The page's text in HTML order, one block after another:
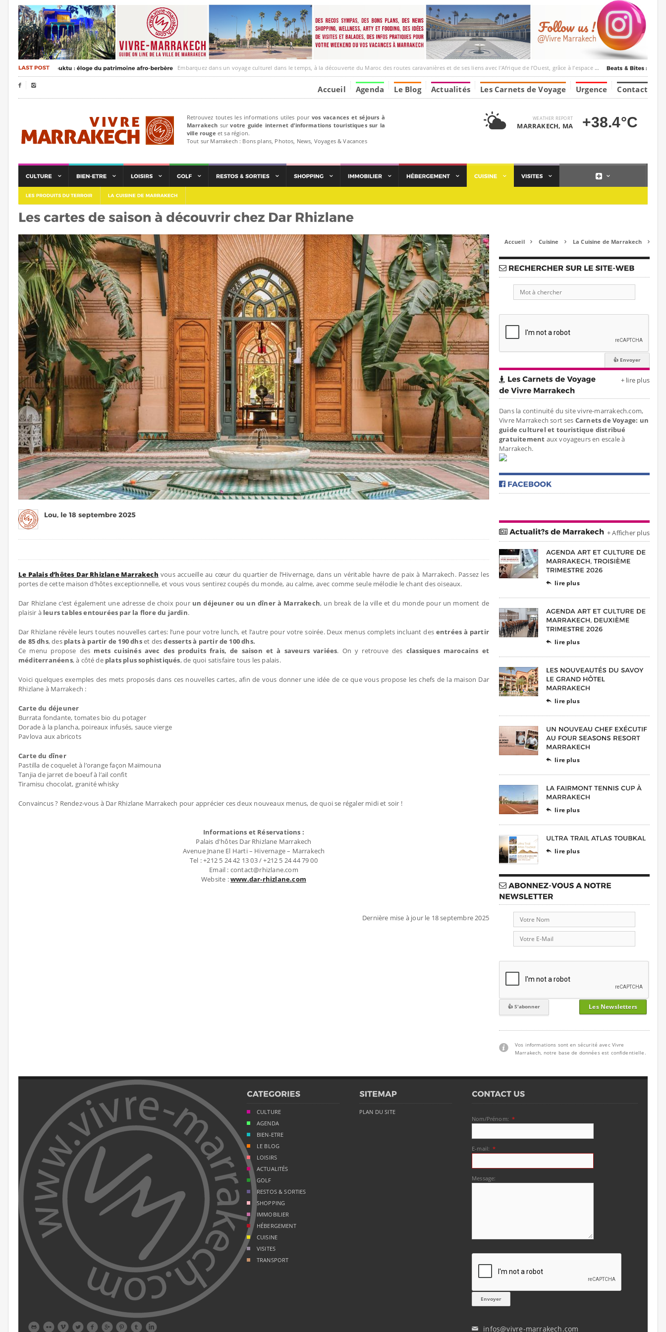
Embarquez dans un voyage culturel dans le temps, à la découverte du Maroc des routes caravanières et de ses liens avec l’Afrique de l’Ouest, grâce à l’espace Marrakesh-Tumbuktu.
  Accueil Agenda Le Blog Actualités Les Carnets de Voyage Urgence Contact
Retrouvez toutes les informations utiles pour vos vacances et séjours à
Marrakech survotre guide internet d’informations touristiques sur la
ville rouge et sa région.
Tout sur Marrakech : Bons plans, Photos, News, Voyages & Vacances
WEATHER REPORT
MARRAKECH, MA +38.4°C
Le Palais d’hôtes Dar Rhizlane Marrakech vous accueille au cœur du quartier de l’Hivernage, dans un véritable havre de paix à Marrakech. Passez les
portes de cette maison d’hôtes exceptionnelle, et vous vous sentirez coupés du monde, au calme, avec comme seule mélodie le chant des oiseaux.
Dar Rhizlane c’est également une adresse de choix pour un déjeuner ou un dîner à Marrakech, un break de la ville et du monde pour un moment de
plaisir àleurs tables entourées par la flore du jardin.
Dar Rhizlane révèle leurs toutes nouvelles cartes: l’une pour votre lunch, et l’autre pour votre soirée. Deux menus complets incluant desentrées à partir
de 85 dhs, des plats à partir de 190 dhset desdesserts à partir de 100 dhs.
Ce menu propose des mets cuisinés avec des produits frais, de saison et à saveurs variées. On y retrouve des classiques marocains et
méditerranéens, à côté de plats plus sophistiqués, de quoi satisfaire tous les palais.
Voici quelques exemples des mets proposés dans ces nouvelles cartes, afin de vous donner une idée de ce que vous propose les chefs de la maison Dar
Rhizlane à Marrakech :
Carte du déjeuner
Burrata fondante, tomates bio du potager
Dorade à la plancha, poireaux infusés, sauce vierge
Pavlova aux abricots
Carte du dîner
Pastilla de coquelet à l’orange façon Maïmouna
Tanjia de jarret de boeuf à l’ail confit
Tiramisu chocolat, granité whisky
Convaincus ? Rendez-vous à Dar Rhizlane Marrakech pour apprécier ces deux nouveaux menus, de quoi se régaler midi et soir !
Informations et Réservations :
Palais d'hôtes Dar Rhizlane Marrakech
Avenue Jnane El Harti – Hivernage – Marrakech
Tel : +212 5 24 42 13 03 / +212 5 24 44 79 00
Email : contact@rhizlane.com
Website :www.dar-rhizlane.com
Dernière mise à jour le 18 septembre 2025
Accueil  Cuisine  La Cuisine de Marrakech 
+ lire plus
Dans la continuité du site vivre-marrakech.com,
Vivre Marrakech sort ses Carnets de Voyage: un
guide culturel et touristique distribué
gratuitement aux voyageurs en escale à
Marrakech.
+ Afficher plus
 lire plus
 lire plus
 lire plus
 lire plus
 lire plus
 lire plus
Les Newsletters
Vos informations sont en sécurité avec Vivre
Marrakech, notre base de données est confidentielle.
        
CULTURE
AGENDA
BIEN-ETRE
LE BLOG
LOISIRS
ACTUALITÉS
GOLF
RESTOS & SORTIES
SHOPPING
IMMOBILIER
HÉBERGEMENT
CUISINE
VISITES
TRANSPORT
PLAN DU SITE
Nom/Prénom: *
E-mail: *
Message:
✉ infos@vivre-marrakech.com